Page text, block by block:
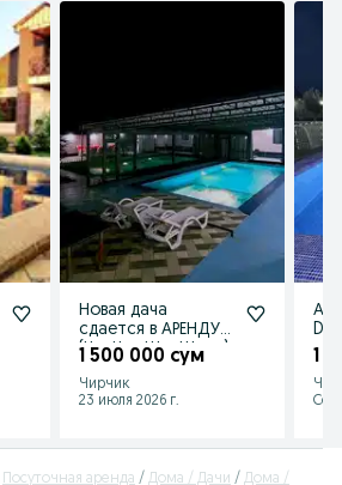
Новая дача
сдается в АРЕНДУ
(ЧирЧик ШарШара)
1 500 000 сум
Чирчик
23 июля 2026 г.
1
Посуточная аренда Дома / Дачи Дома /